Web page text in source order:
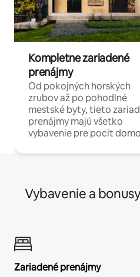
Kompletne zariadené
prenájmy
Od pokojných horských
zrubov až po pohodlné
mestské byty, tieto
prenájmy majú všetko
vybavenie pre pocit
Vybavenie a
Zariadené prenájmy